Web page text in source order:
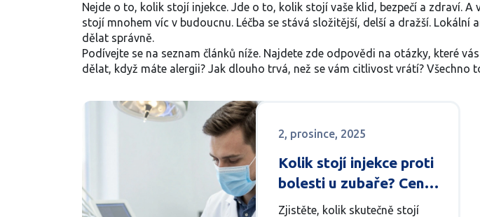
Nejde o to, kolik stojí injekce. Jde o to, kolik stojí vaše klid, bezpečí a zdraví.
stojí mnohem víc v budoucnu. Léčba se stává složitější, delší a dražší.
dělat správně.
Podívejte se na seznam článků níže. Najdete zde odpovědi na otázky, které
dělat, když máte alergii? Jak dlouho trvá, než se vám citlivost vrátí? Všechno
2, prosince, 2025
Kolik stojí injekce proti
bolesti u zubaře? Ceny
a co ovlivňuje náklady
Zjistěte, kolik skutečně stojí